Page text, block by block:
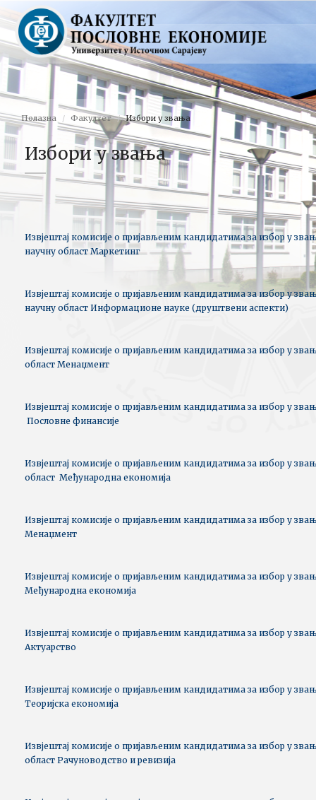
Полазна Факултет Избори у звања
Избори у звања
Извјештај комисије о пријављеним кандидатима за избор у
научну област Маркетинг
Извјештај комисије о пријављеним кандидатима за избор у
научну област Информационе науке (друштвени аспекти)
Извјештај комисије о пријављеним кандидатима за избор у
област Менаџмент
Извјештај комисије о пријављеним кандидатима за избор у
Пословне финансије
Извјештај комисије о пријављеним кандидатима за избор у
област Међународна економија
Извјештај комисије о пријављеним кандидатима за избор у
Менаџмент
Извјештај комисије о пријављеним кандидатима за избор у
Међународна економија
Извјештај комисије о пријављеним кандидатима за избор у
Актуарство
Извјештај комисије о пријављеним кандидатима за избор у
Теоријска економија
Извјештај комисије о пријављеним кандидатима за избор у
област Рачуноводство и ревизија